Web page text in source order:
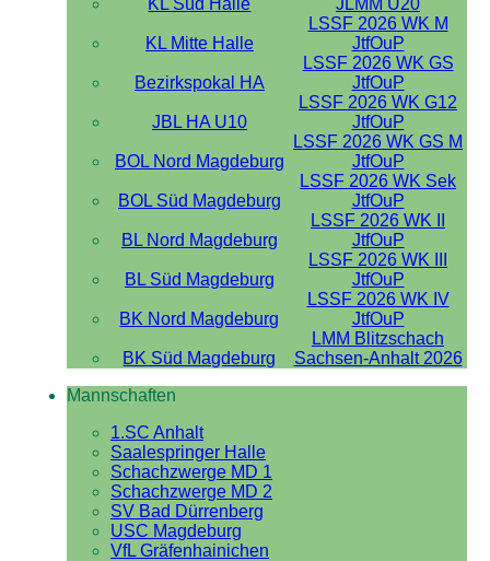
KL Süd Halle
JLMM U20
KL Mitte Halle
LSSF 2026 WK M
JtfOuP
Bezirkspokal HA
LSSF 2026 WK GS
JtfOuP
JBL HA U10
LSSF 2026 WK G12
JtfOuP
BOL Nord Magdeburg
LSSF 2026 WK GS M
JtfOuP
BOL Süd Magdeburg
LSSF 2026 WK Sek
JtfOuP
BL Nord Magdeburg
LSSF 2026 WK II
JtfOuP
BL Süd Magdeburg
LSSF 2026 WK III
JtfOuP
BK Nord Magdeburg
LSSF 2026 WK IV
JtfOuP
BK Süd Magdeburg
LMM Blitzschach
Sachsen-Anhalt 2026
Mannschaften
1.SC Anhalt
Saalespringer Halle
Schachzwerge MD 1
Schachzwerge MD 2
SV Bad Dürrenberg
USC Magdeburg
VfL Gräfenhainichen